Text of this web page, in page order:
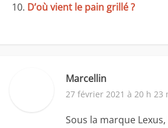
D’où vient le pain grillé ?
Marcellin
27 février 2021 à 20 h 23
Sous la marque